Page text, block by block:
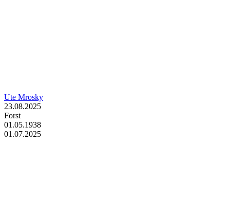
Ute Mrosky
23.08.2025
Forst
01.05.1938
01.07.2025